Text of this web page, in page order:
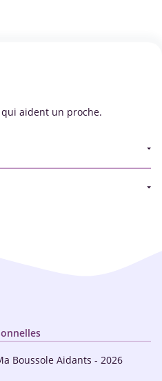
aident un proche.
Boussole Aidants - 2026